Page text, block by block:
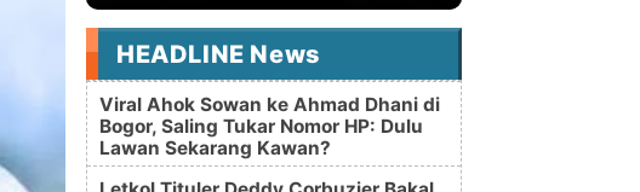
HEADLINE News
Viral Ahok Sowan ke Ahmad Dhani di
Bogor, Saling Tukar Nomor HP: Dulu
Lawan Sekarang Kawan?